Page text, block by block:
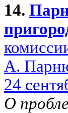
14.
А.
24
О